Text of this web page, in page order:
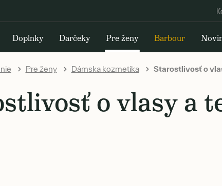
Doplnky Darčeky Pre ženy Barbour
Pre ženy Dámska kozmetika Starostlivosť o
o vlasy a